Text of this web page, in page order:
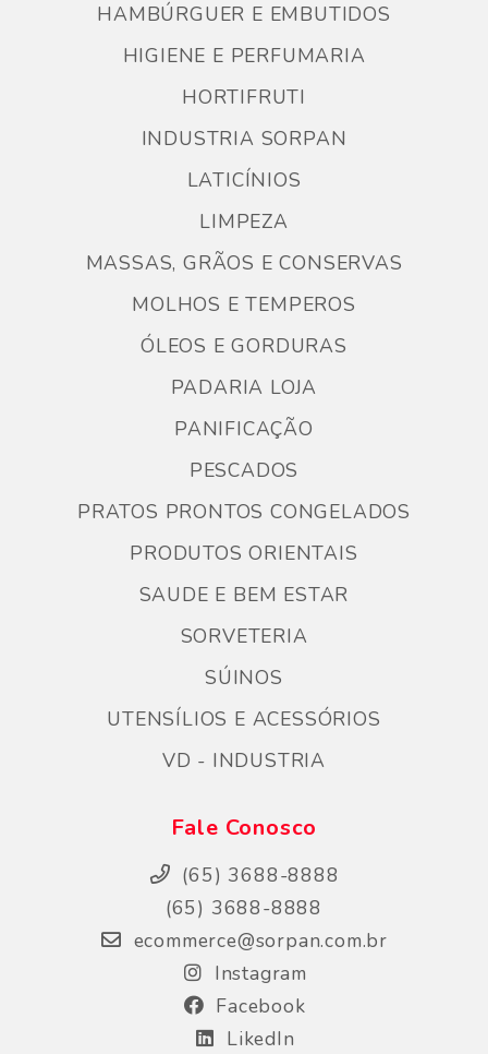
HAMBÚRGUER E EMBUTIDOS
HIGIENE E PERFUMARIA
HORTIFRUTI
INDUSTRIA SORPAN
LATICÍNIOS
LIMPEZA
MASSAS, GRÃOS E CONSERVAS
MOLHOS E TEMPEROS
ÓLEOS E GORDURAS
PADARIA LOJA
PANIFICAÇÃO
PESCADOS
PRATOS PRONTOS CONGELADOS
PRODUTOS ORIENTAIS
SAUDE E BEM ESTAR
SORVETERIA
SÚINOS
UTENSÍLIOS E ACESSÓRIOS
VD - INDUSTRIA
Fale Conosco
(65) 3688-8888
(65) 3688-8888
ecommerce@sorpan.com.br
Instagram
Facebook
LikedIn